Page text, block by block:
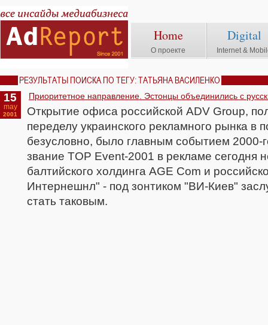
Home
О проекте
Digital
Internet &
РЕЗУЛЬТАТЫ ПОИСКА ПО ТЕГУ: ТАТЬЯНА ВАСИЛЕНКО
15
may
2001
Приоритетное направление. Эстонцы объединились с
Открытие офиса российской ADV Group,
переделу украинского рекламного рынка в
безусловно, было главным событием 2000-
звание TOP Event-2001 в рекламе сегодня
балтийского холдинга AGE Com и
Интернешнл" - под зонтиком "ВИ-Киев"
стать таковым.